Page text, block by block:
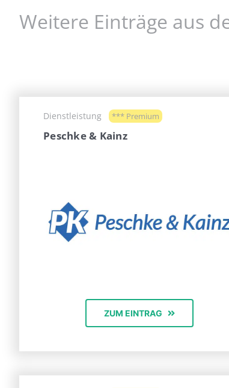
Weitere Einträge aus
Dienstleistung *** Premium
Peschke & Kainz
ZUM EINTRAG